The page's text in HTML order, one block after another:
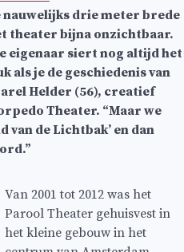
drie meter brede
theater bijna onzichtbaar.
eigenaar siert nog altijd het
als je de geschiedenis van
Helder (56), creatief
Theater. “Maar we
van de Lichtbak’ en dan
Van 2001 tot 2012 was het
Parool Theater gehuisvest in
het kleine gebouw in het